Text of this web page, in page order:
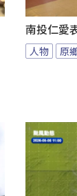
南投仁愛
人物 原